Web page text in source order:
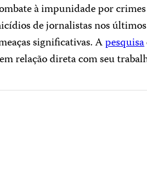
à impunidade por
de jornalistas nos
significativas. Apesquisa
relação direta com seu